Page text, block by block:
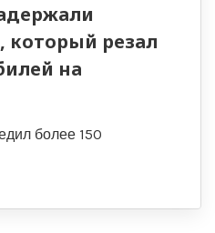
который резал
на
более 150